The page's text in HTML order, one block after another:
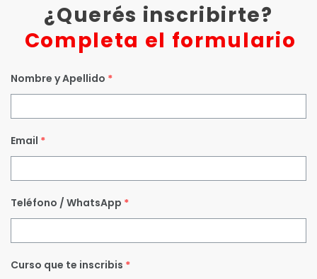
¿Querés inscribirte?
Completa el formulario
Nombre y Apellido *
Email *
Teléfono / WhatsApp *
Curso que te inscribis *